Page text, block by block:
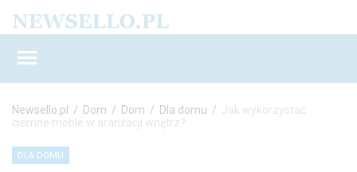
Newsello.pl / Dom / Dom / Dla domu / Jak wykorzystać
ciemne meble w aranżacji wnętrz?
DLA DOMU